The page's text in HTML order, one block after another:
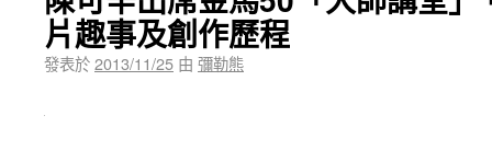
片趣事及創作歷程
發表於2013/11/25 由 彌勒熊